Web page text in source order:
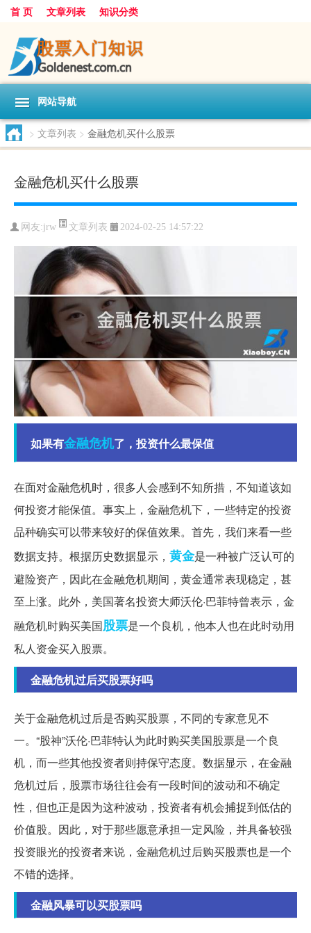
首 页 文章列表 知识分类
网站导航
> 文章列表 > 金融危机买什么股票
金融危机买什么股票
网友:jrw 文章列表 2024-02-25 14:57:22
如果有金融危机了，投资什么最保值
在面对金融危机时，很多人会感到不知所措，不知道该如
何投资才能保值。事实上，金融危机下，一些特定的投资
品种确实可以带来较好的保值效果。首先，我们来看一些
数据支持。根据历史数据显示， 黄金是一种被广泛认可的
避险资产，因此在金融危机期间，黄金通常表现稳定，甚
至上涨。此外，美国著名投资大师沃伦·巴菲特曾表示，金
融危机时购买美国股票是一个良机，他本人也在此时动用
私人资金买入股票。
金融危机过后买股票好吗
关于金融危机过后是否购买股票，不同的专家意见不
一。“股神”沃伦·巴菲特认为此时购买美国股票是一个良
机，而一些其他投资者则持保守态度。数据显示，在金融
危机过后，股票市场往往会有一段时间的波动和不确定
性，但也正是因为这种波动，投资者有机会捕捉到低估的
价值股。因此，对于那些愿意承担一定风险，并具备较强
投资眼光的投资者来说，金融危机过后购买股票也是一个
不错的选择。
金融风暴可以买股票吗